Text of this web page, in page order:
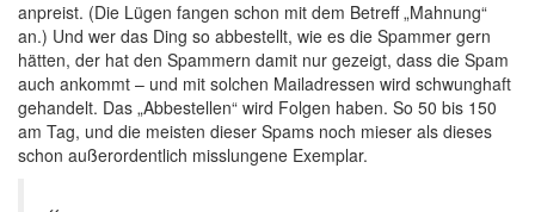
anpreist. (Die Lügen fangen schon mit dem Betreff „Mahnung“
an.) Und wer das Ding so abbestellt, wie es die Spammer gern
hätten, der hat den Spammern damit nur gezeigt, dass die Spam
auch ankommt – und mit solchen Mailadressen wird schwunghaft
gehandelt. Das „Abbestellen“ wird Folgen haben. So 50 bis 150
am Tag, und die meisten dieser Spams noch mieser als dieses
schon außerordentlich misslungene Exemplar.